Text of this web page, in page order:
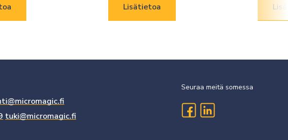
Lisätietoa
tuki@micromagic.fi
Seuraa meitä somessa